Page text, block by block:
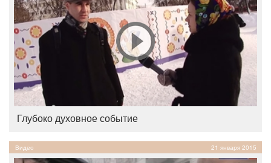
Глубоко духовное событие
Видео 21 января 2015